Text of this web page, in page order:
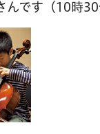
です（10時